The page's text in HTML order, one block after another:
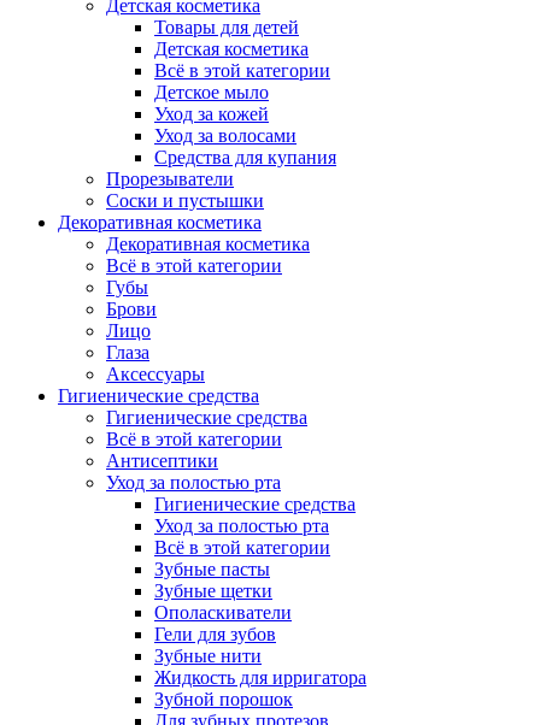
Детская косметика
Товары для детей
Детская косметика
Всё в этой категории
Детское мыло
Уход за кожей
Уход за волосами
Средства для купания
Прорезыватели
Соски и пустышки
Декоративная косметика
Декоративная косметика
Всё в этой категории
Губы
Брови
Лицо
Глаза
Аксессуары
Гигиенические средства
Гигиенические средства
Всё в этой категории
Антисептики
Уход за полостью рта
Гигиенические средства
Уход за полостью рта
Всё в этой категории
Зубные пасты
Зубные щетки
Ополаскиватели
Гели для зубов
Зубные нити
Жидкость для ирригатора
Зубной порошок
Для зубных протезов